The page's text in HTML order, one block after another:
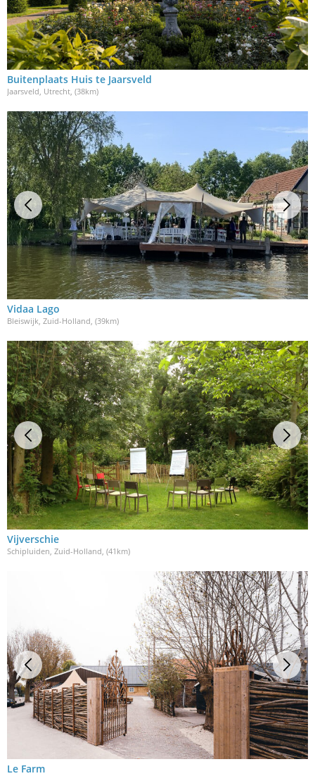
Buitenplaats Huis te Jaarsveld
Jaarsveld, Utrecht , (38km)
Vidaa Lago
Bleiswijk, Zuid-Holland, (39km)
Vijverschie
Schipluiden, Zuid-Holland , (41km)
Le Farm